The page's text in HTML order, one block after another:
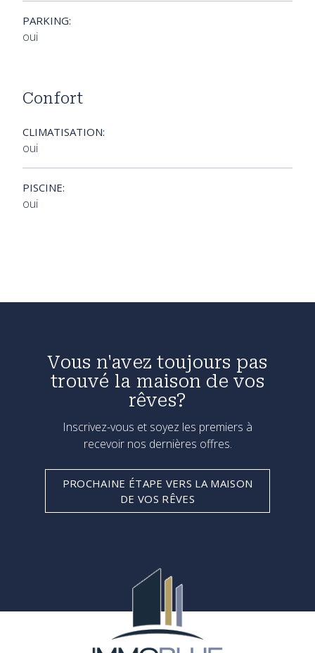
PARKING:
oui
Confort
CLIMATISATION:
oui
PISCINE:
oui
Vous n'avez toujours pas
trouvé la maison de vos
rêves?
Inscrivez-vous et soyez les premiers à
recevoir nos dernières offres.
PROCHAINE ÉTAPE VERS LA MAISON
DE VOS RÊVES